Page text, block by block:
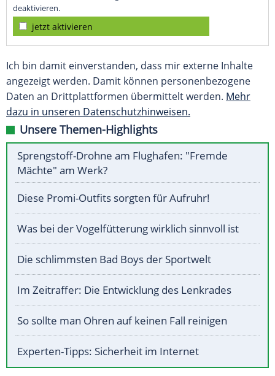
deaktivieren.
jetzt aktivieren
Ich bin damit einverstanden, dass mir externe Inhalte
angezeigt werden. Damit können personenbezogene
Daten an Drittplattformen übermittelt werden. Mehr
dazu in unseren Datenschutzhinweisen.
Unsere Themen-Highlights
Sprengstoff-Drohne am Flughafen: "Fremde
Mächte" am Werk?
Diese Promi-Outfits sorgten für Aufruhr!
Was bei der Vogelfütterung wirklich sinnvoll ist
Die schlimmsten Bad Boys der Sportwelt
Im Zeitraffer: Die Entwicklung des Lenkrades
So sollte man Ohren auf keinen Fall reinigen
Experten-Tipps: Sicherheit im Internet